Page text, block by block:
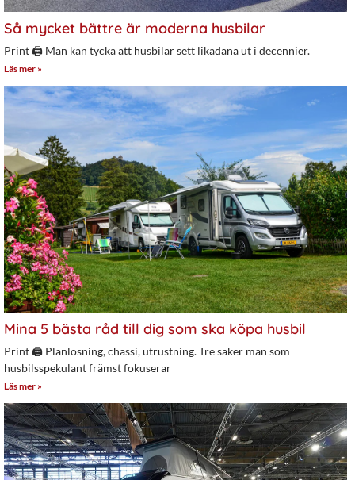
Så mycket bättre är moderna husbilar
Print 🖨 Man kan tycka att husbilar sett likadana ut i decennier.
Läs mer »
Mina 5 bästa råd till dig som ska köpa husbil
Print 🖨 Planlösning, chassi, utrustning. Tre saker man som
husbilsspekulant främst fokuserar
Läs mer »